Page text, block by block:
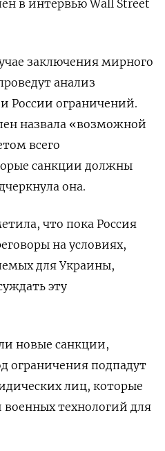
в интервью Wall Street
заключения мирного
анализ
России ограничений.
назвала «возможной
всего
санкции должны
она.
что пока Россия
на условиях,
для Украины,
эту
новые санкции,
ограничения подпадут
лиц, которые
технологий для